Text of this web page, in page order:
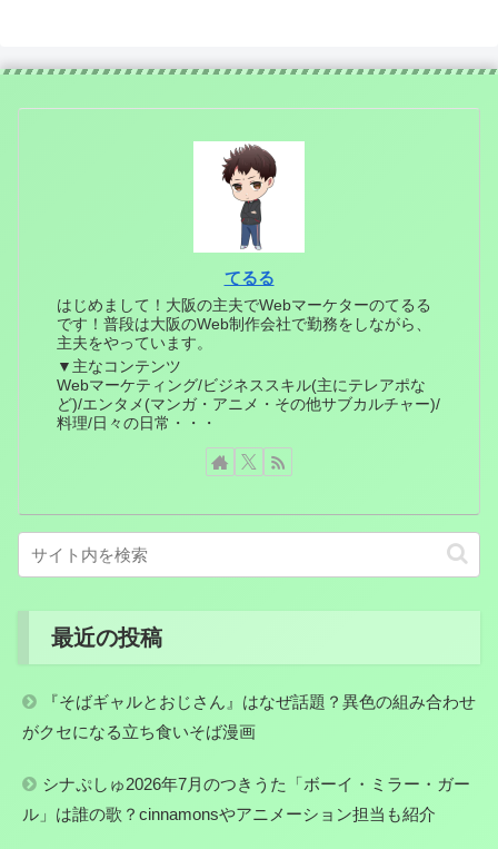
てるる
はじめまして！大阪の主夫でWebマーケターのてるる
です！普段は大阪のWeb制作会社で勤務をしながら、
主夫をやっています。
▼主なコンテンツ
Webマーケティング/ビジネススキル(主にテレアポな
ど)/エンタメ(マンガ・アニメ・その他サブカルチャー)/
料理/日々の日常・・・
最近の投稿
『そばギャルとおじさん』はなぜ話題？異色の組み合わせ
がクセになる立ち食いそば漫画
シナぷしゅ2026年7月のつきうた「ボーイ・ミラー・ガー
ル」は誰の歌？cinnamonsやアニメーション担当も紹介